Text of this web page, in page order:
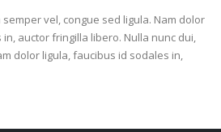
vel, congue sed ligula. Nam dolor
auctor fringilla libero. Nulla nunc dui,
dolor ligula, faucibus id sodales in,